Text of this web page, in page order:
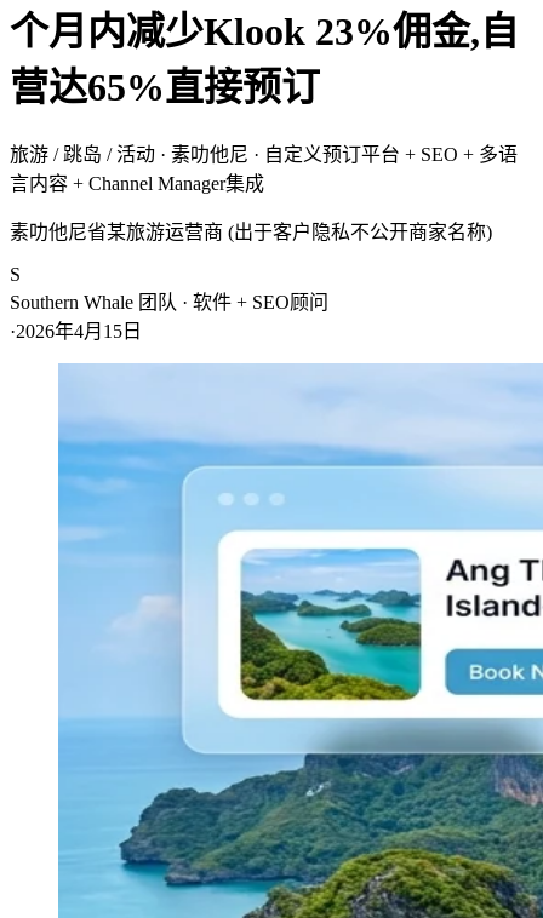
个月内减少Klook 23%佣金,自
营达65%直接预订
旅游 / 跳岛 / 活动 · 素叻他尼 · 自定义预订平台 + SEO + 多语
言内容 + Channel Manager集成
素叻他尼省某旅游运营商 (出于客户隐私不公开商家名称)
S
Southern Whale 团队 · 软件 + SEO顾问
·2026年4月15日